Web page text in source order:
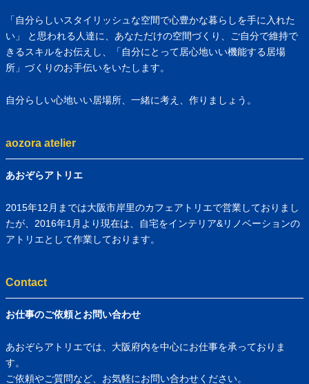
「自分らしいスタイリッシュな空間で心豊かな暮らしを手に入れた
い」 と思われる人達に、あなただけの空間づくり、ご自分で維持で
きるスキルをお伝えし、「自分にとって居心地いい機能する居場
所」づくりのお手伝いをいたします。
自分らしい心地いい居場所、一緒に考え、作りましょう。
aozora atelier
あおぞらアトリエ
2015年12月までは大阪市岸里のカフェアトリエで営業しておりまし
たが、2016年1月より現在は、自宅をインテリア&リノベーションの
アトリエとして作業しております。
Contact
お仕事のご依頼とお問い合わせ
あおぞらアトリエでは、大阪府内を中心にお仕事を承っておりま
す。
ご依頼やご質問など、お気軽にお問い合わせください。